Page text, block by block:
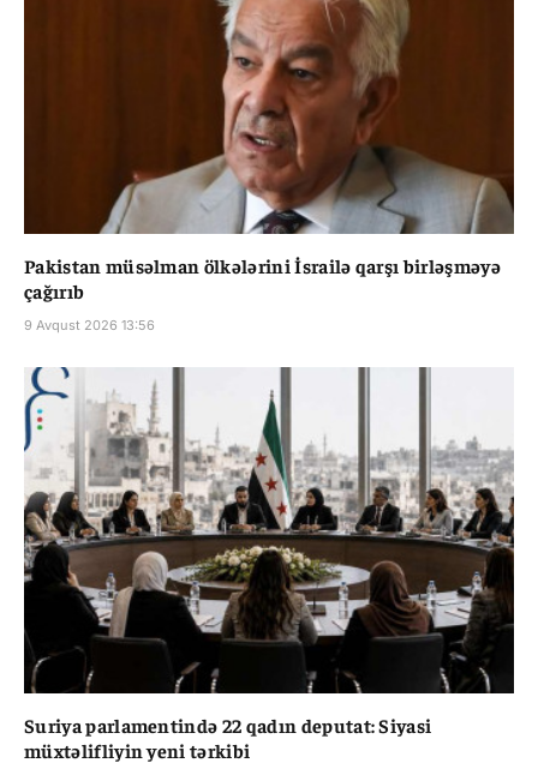
Pakistan müsəlman ölkələrini İsrailə qarşı birləşməyə
çağırıb
9 Avqust 2026 13:56
Suriya parlamentində 22 qadın deputat: Siyasi
müxtəlifliyin yeni tərkibi